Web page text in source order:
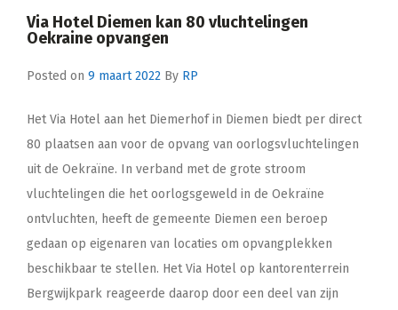
Via Hotel Diemen kan 80 vluchtelingen
Oekraine opvangen
Posted on 9 maart 2022 By RP
Het Via Hotel aan het Diemerhof in Diemen biedt per direct
80 plaatsen aan voor de opvang van oorlogsvluchtelingen
uit de Oekraïne. In verband met de grote stroom
vluchtelingen die het oorlogsgeweld in de Oekraïne
ontvluchten, heeft de gemeente Diemen een beroep
gedaan op eigenaren van locaties om opvangplekken
beschikbaar te stellen. Het Via Hotel op kantorenterrein
Bergwijkpark reageerde daarop door een deel van zijn